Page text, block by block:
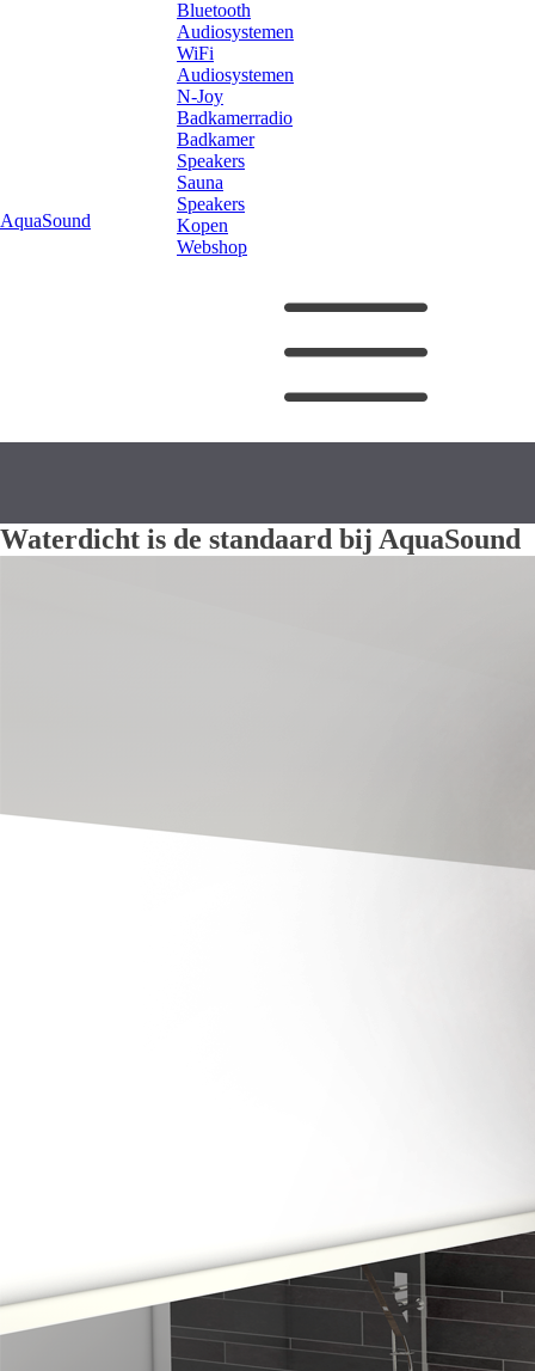
AquaSound
Bluetooth
Audiosystemen
WiFi
Audiosystemen
N-Joy
Badkamerradio
Badkamer
Speakers
Sauna
Speakers
Kopen
Webshop
Waterdicht is de standaard bij AquaSound